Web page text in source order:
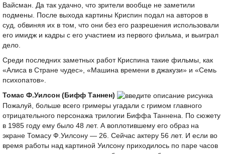
Вайсман. Да так удачно, что зрители вообще не заметили
подмены. После выхода картины Криспин подал на авторов в
суд, обвиняя их в том, что они без его разрешения использовали
его имидж и кадры с его участием из первого фильма, и выиграл
дело.
Среди последних заметных работ Криспина такие фильмы, как
«Алиса в Стране чудес», «Машина времени в джакузи» и «Семь
психопатов».
Томас Ф.Уилсон (Бифф Таннен)
Пожалуй, больше всего гримеры угадали с гримом главного
отрицательного персонажа трилогии Биффа Таннена. По сюжету
в 1985 году ему было 48 лет. А воплотившему его образ на
экране Томасу Ф.Уилсону — 26. Сейчас актеру 56 лет. И если во
время работы над картиной Уилсону приходилось по паре часов